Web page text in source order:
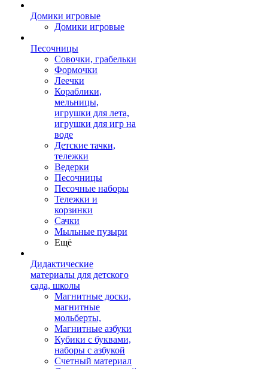
Домики игровые
Домики игровые
Песочницы
Совочки, грабельки
Формочки
Леечки
Кораблики,
мельницы,
игрушки для лета,
игрушки для игр на
воде
Детские тачки,
тележки
Ведерки
Песочницы
Песочные наборы
Тележки и
корзинки
Сачки
Мыльные пузыри
Ещё
Дидактические
материалы для детского
сада, школы
Магнитные доски,
магнитные
мольберты,
Магнитные азбуки
Кубики с буквами,
наборы с азбукой
Счетный материал